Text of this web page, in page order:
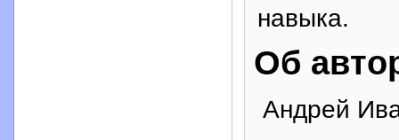
навыка.
Об
Андрей